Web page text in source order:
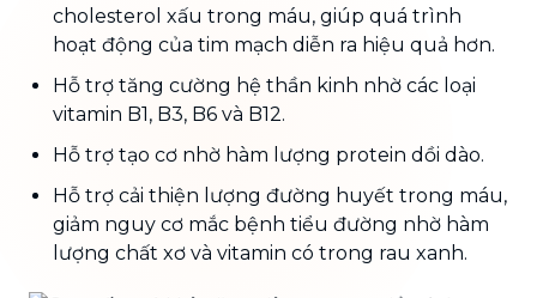
cholesterol xấu trong máu, giúp quá trình
hoạt động của tim mạch diễn ra hiệu quả hơn.
Hỗ trợ tăng cường hệ thần kinh nhờ các loại
vitamin B1, B3, B6 và B12.
Hỗ trợ tạo cơ nhờ hàm lượng protein dồi dào.
Hỗ trợ cải thiện lượng đường huyết trong máu,
giảm nguy cơ mắc bệnh tiểu đường nhờ hàm
lượng chất xơ và vitamin có trong rau xanh.